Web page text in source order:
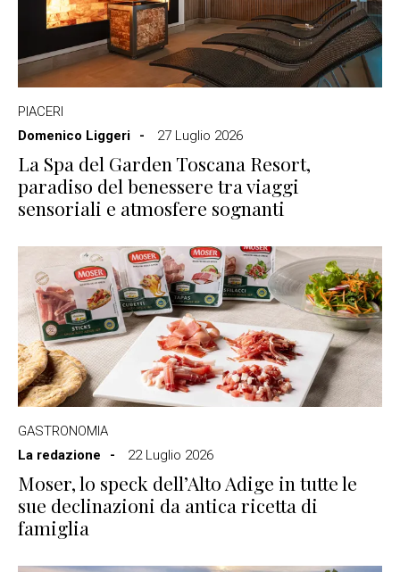
PIACERI
Domenico Liggeri
27 Luglio 2026
La Spa del Garden Toscana Resort,
paradiso del benessere tra viaggi
sensoriali e atmosfere sognanti
GASTRONOMIA
La redazione
22 Luglio 2026
Moser, lo speck dell’Alto Adige in tutte le
sue declinazioni da antica ricetta di
famiglia